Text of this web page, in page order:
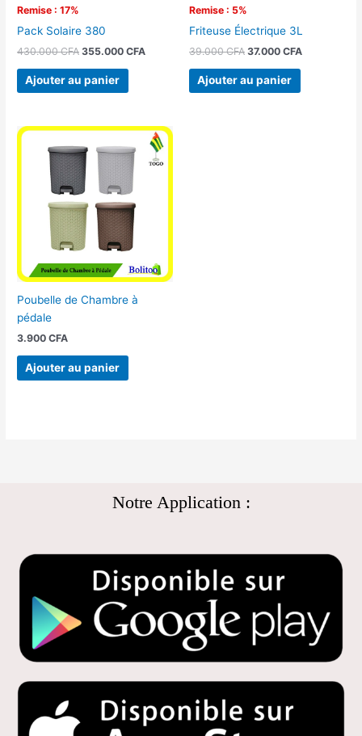
Remise : 17%
Pack Solaire 380
430.000CFA 355.000CFA
Ajouter au panier
Remise : 5%
Friteuse Électrique 3L
39.000CFA 37.000 CFA
Ajouter au panier
Poubelle de Chambre à
pédale
3.900CFA
Ajouter au panier
Notre Application :